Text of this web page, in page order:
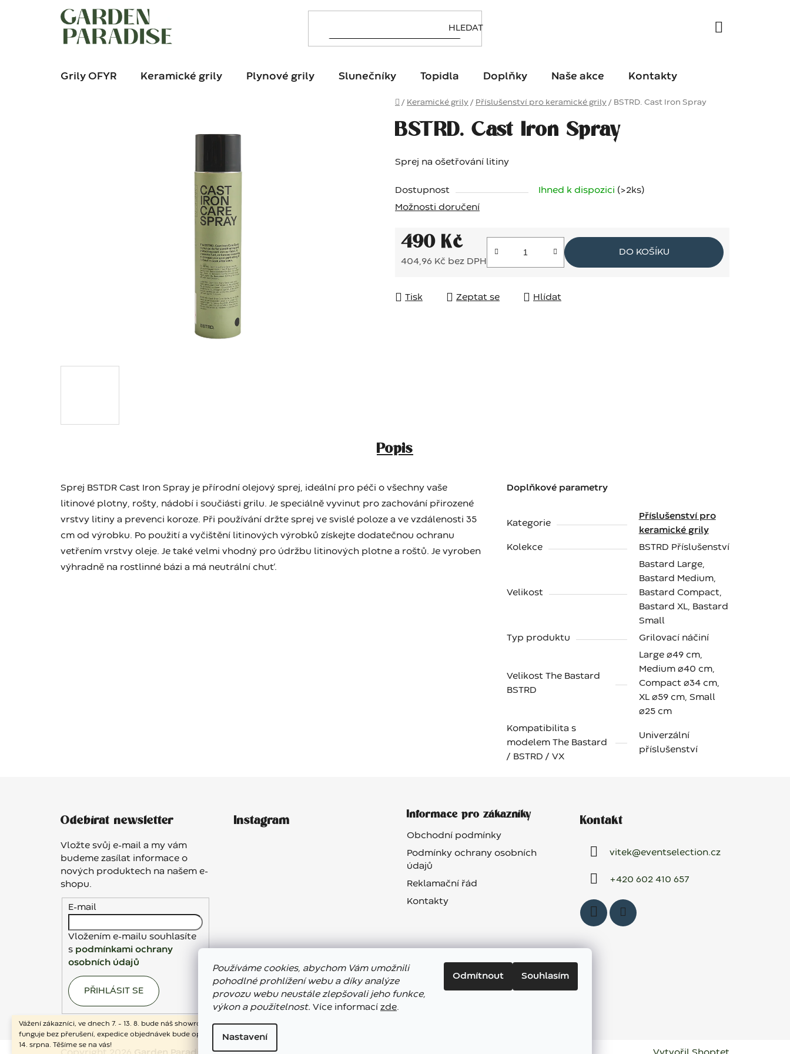
Používáme cookies, abychom Vám umožnili
pohodlné prohlížení webu a díky analýze
provozu webu neustále zlepšovali jeho funkce,
výkon a použitelnost. Více informací zde.
Nastavení
Odmítnout Souhlasím
Vážení zákazníci, ve dnech 7. – 13. 8. bude náš showroom uzavřen. E-shop
funguje bez přerušení, expedice objednávek bude opět probíhat od pátku
14. srpna. Těšíme se na vás!
Grily OFYR Keramické grily Plynové grily Slunečníky Topidla Doplňky Naše akce Kontakty
Domů
/ Keramické grily / Příslušenství pro keramické grily / BSTRD. Cast Iron Spray
BSTRD. Cast Iron Spray
Sprej na ošetřování litiny
Dostupnost Ihned k dispozici (>2 ks)
Možnosti doručení
490 Kč
404,96 Kč bez DPH
DO KOŠÍKU
Tisk Zeptat se Hlídat
Popis
Sprej BSTDR Cast Iron Spray je přírodní olejový sprej, ideální pro péči o všechny vaše
litinové plotny, rošty, nádobí i součiásti grilu. Je speciálně vyvinut pro zachování přirozené
vrstvy litiny a prevenci koroze. Při používání držte sprej ve svislé poloze a ve vzdálenosti 35
cm od výrobku. Po použití a vyčištění litinových výrobků získejte dodatečnou ochranu
vetřením vrstvy oleje. Je také velmi vhodný pro údržbu litinových plotne a roštů. Je vyroben
výhradně na rostlinné bázi a má neutrální chuť.
Doplňkové parametry
Kategorie
Příslušenství pro
keramické grily
Kolekce BSTRD Příslušenství
Velikost
Bastard Large,
Bastard Medium,
Bastard Compact,
Bastard XL, Bastard
Small
Typ produktu Grilovací náčiní
Velikost The Bastard
BSTRD
Large ⌀49 cm,
Medium ⌀40 cm,
Compact ⌀34 cm,
XL ⌀59 cm, Small
⌀25 cm
Kompatibilita s
modelem The Bastard
/ BSTRD / VX
Univerzální
příslušenství
Odebírat newsletter
Vložte svůj e-mail a my vám
budeme zasílat informace o
nových produktech na našem e-
shopu.
E-mail
Vložením e-mailu souhlasíte
s podmínkami ochrany
osobních údajů
PŘIHLÁSIT SE
Instagram
Informace pro zákazníky
Obchodní podmínky
Podmínky ochrany osobních
údajů
Reklamační řád
Kontakty
Kontakt
vitek@eventselection.cz
+420 602 410 657